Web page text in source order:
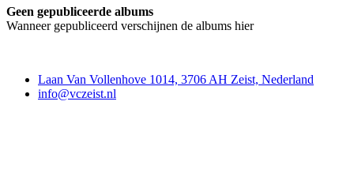
Geen gepubliceerde albums
Wanneer gepubliceerd verschijnen de albums hier
Laan Van Vollenhove 1014, 3706 AH Zeist, Nederland
info@vczeist.nl